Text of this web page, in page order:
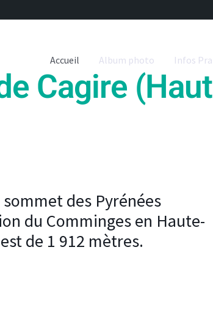
Accueil Album photo Infos
Cagire
des Pyrénées
du Comminges en Haute-
de 1 912 mètres.